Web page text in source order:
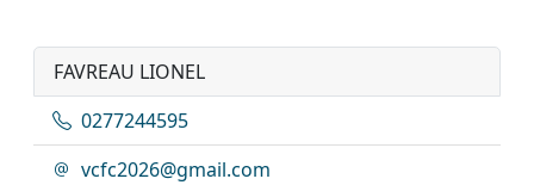
FAVREAU LIONEL
0277244595
vcfc2026@gmail.com